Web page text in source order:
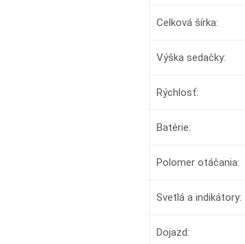
Celková šírka:
Výška sedačky:
Rýchlosť:
Batérie:
Polomer otáčania:
Svetlá a indikátory:
Dojazd: